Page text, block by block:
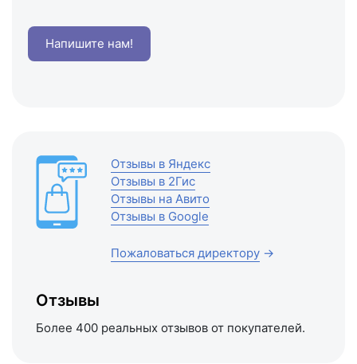
Напишите нам!
Отзывы в Яндекс
Отзывы в 2Гис
Отзывы на Авито
Отзывы в Google
Пожаловаться директору →
Отзывы
Более 400 реальных отзывов от покупателей.